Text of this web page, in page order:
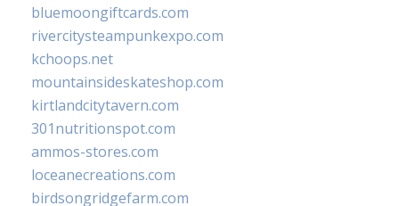
bluemoongiftcards.com
rivercitysteampunkexpo.com
kchoops.net
mountainsideskateshop.com
kirtlandcitytavern.com
301nutritionspot.com
ammos-stores.com
loceanecreations.com
birdsongridgefarm.com